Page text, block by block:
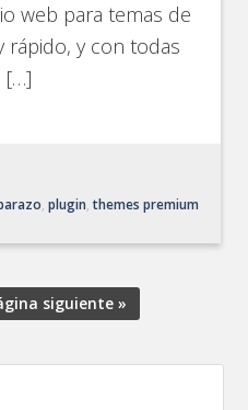
web para temas de
rápido, y con todas
[…]
, plugin, themes premium
siguiente »